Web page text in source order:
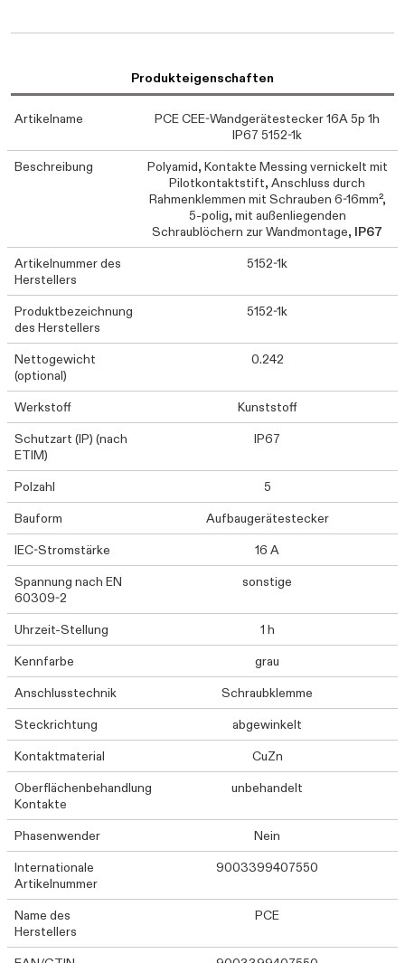
Produkteigenschaften
Artikelname
PCE CEE-Wandgerätestecker 16A 5p 1h
IP67 5152-1k
Beschreibung
Polyamid, Kontakte Messing vernickelt mit
Pilotkontaktstift, Anschluss durch
Rahmenklemmen mit Schrauben 6-16mm²,
5-polig, mit außenliegenden
Schraublöchern zur Wandmontage, IP67
Artikelnummer des
Herstellers
5152-1k
Produktbezeichnung
des Herstellers
5152-1k
Nettogewicht
(optional)
0.242
Werkstoff
Kunststoff
Schutzart (IP) (nach
ETIM)
IP67
Polzahl
5
Bauform
Aufbaugerätestecker
IEC-Stromstärke
16 A
Spannung nach EN
60309-2
sonstige
Uhrzeit-Stellung
1 h
Kennfarbe
grau
Anschlusstechnik
Schraubklemme
Steckrichtung
abgewinkelt
Kontaktmaterial
CuZn
Oberflächenbehandlung
Kontakte
unbehandelt
Phasenwender
Nein
Internationale
Artikelnummer
9003399407550
Name des
Herstellers
PCE